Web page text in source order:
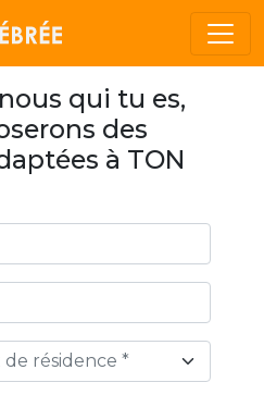
qui tu es,
des
à TON
résidence *